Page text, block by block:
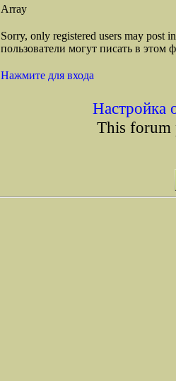
Array
Sorry, only registered users may post
пользователи могут писать в этом
Нажмите для входа
Настройка
This